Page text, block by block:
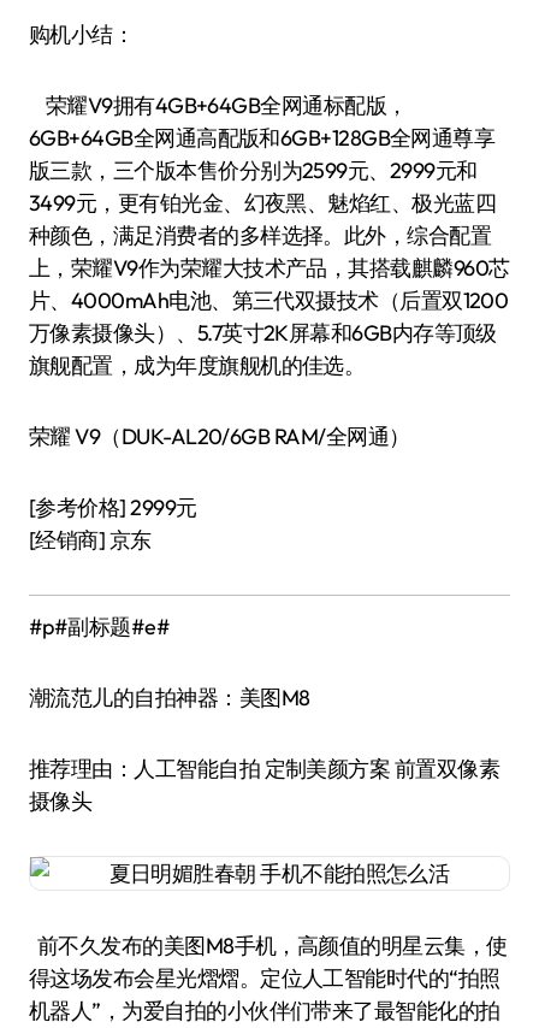
购机小结：
荣耀V9拥有4GB+64GB全网通标配版，
6GB+64GB全网通高配版和6GB+128GB全网通尊享
版三款，三个版本售价分别为2599元、2999元和
3499元，更有铂光金、幻夜黑、魅焰红、极光蓝四
种颜色，满足消费者的多样选择。此外，综合配置
上，荣耀V9作为荣耀大技术产品，其搭载麒麟960芯
片、4000mAh电池、第三代双摄技术（后置双1200
万像素摄像头）、5.7英寸2K屏幕和6GB内存等顶级
旗舰配置，成为年度旗舰机的佳选。
荣耀 V9（DUK-AL20/6GB RAM/全网通）
[参考价格] 2999元
[经销商] 京东
#p#副标题#e#
潮流范儿的自拍神器：美图M8
推荐理由：人工智能自拍 定制美颜方案 前置双像素
摄像头
前不久发布的美图M8手机，高颜值的明星云集，使
得这场发布会星光熠熠。定位人工智能时代的“拍照
机器人”，为爱自拍的小伙伴们带来了最智能化的拍